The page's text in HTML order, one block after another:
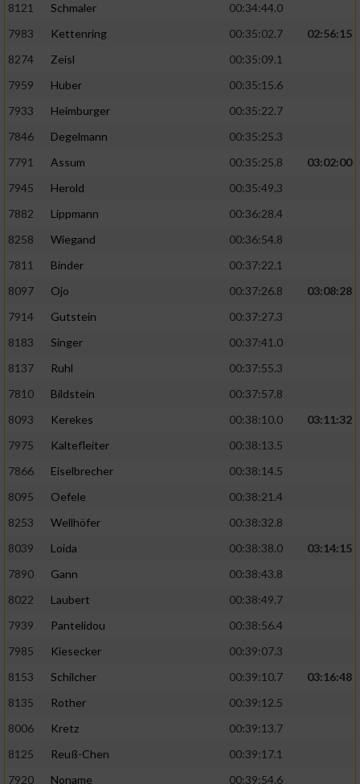
8121
Schmaler
00:34:44.0
7983
Kettenring 00:35:02.7
02:56:15
8274
Zeisl
00:35:09.1
7959
Huber
00:35:15.6
7933
Heimburger
00:35:22.7
7846
Degelmann
00:35:25.3
7791
Assum 00:35:25.8
03:02:00
7945
Herold
00:35:49.3
7882
Lippmann
00:36:28.4
8258
Wiegand
00:36:54.8
7811
Binder
00:37:22.1
8097
Ojo 00:37:26.8
03:08:28
7914
Gutstein
00:37:27.3
8183
Singer
00:37:41.0
8137
Ruhl
00:37:55.3
7810
Bildstein
00:37:57.8
8093
Kerekes 00:38:10.0
03:11:32
7975
Kaltefleiter
00:38:13.5
7866
Eiselbrecher
00:38:14.5
8095
Oefele
00:38:21.4
8253
Wellhöfer
00:38:32.8
8039
Loida 00:38:38.0
03:14:15
7890
Gann
00:38:43.8
8022
Laubert
00:38:49.7
7939
Pantelidou
00:38:56.4
7985
Kiesecker
00:39:07.3
8153
Schilcher 00:39:10.7
03:16:48
8135
Rother
00:39:12.5
8006
Kretz
00:39:13.7
8125
Reuß-Chen
00:39:17.1
7920
Noname 00:39:54.6